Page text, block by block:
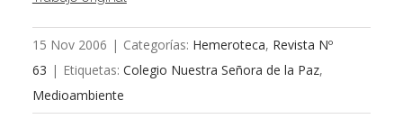
15 Nov 2006 | Categorías: Hemeroteca, Revista Nº
63 | Etiquetas: Colegio Nuestra Señora de la Paz,
Medioambiente